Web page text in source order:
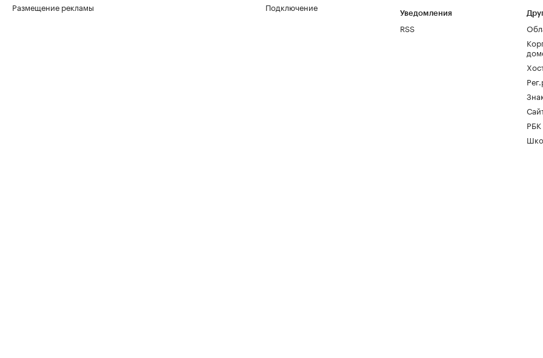
Размещение рекламы
Подключение
Уведомления
RSS